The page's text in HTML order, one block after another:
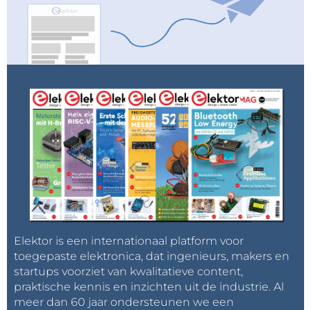
Elektor is een internationaal platform voor
toegepaste elektronica, dat ingenieurs, makers en
startups voorziet van kwalitatieve content,
praktische kennis en inzichten uit de industrie. Al
meer dan 60 jaar ondersteunen we een